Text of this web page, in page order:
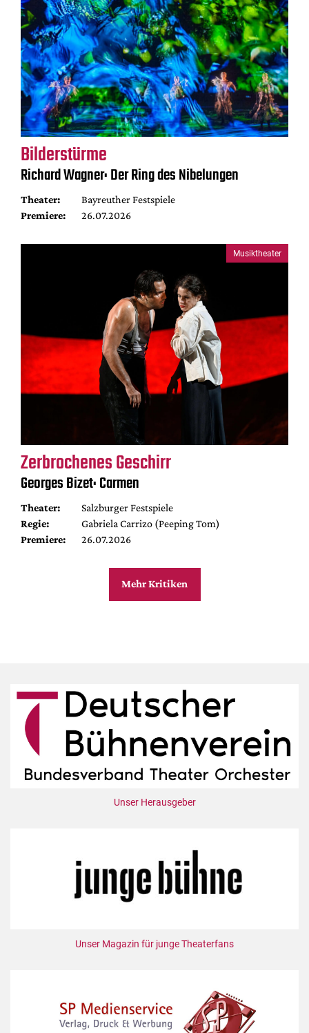
Bilderstürme
Richard Wagner: Der Ring des Nibelungen
Theater:
Bayreuther Festspiele
Premiere:
26.07.2026
Musiktheater
Zerbrochenes Geschirr
Georges Bizet: Carmen
Theater:
Salzburger Festspiele
Regie:
Gabriela Carrizo (Peeping Tom)
Premiere:
26.07.2026
Mehr Kritiken
Unser Herausgeber
Unser Magazin für junge Theaterfans